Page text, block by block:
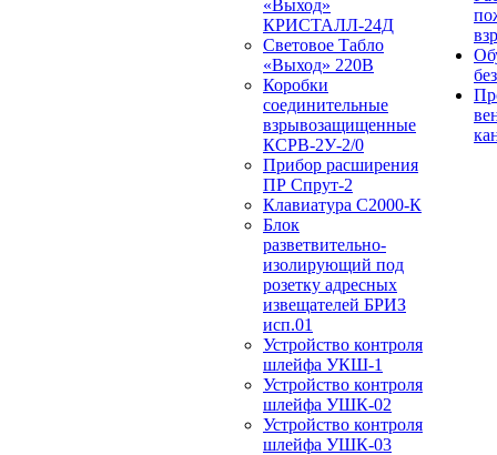
«Выход»
КРИСТАЛЛ-24Д
Световое Табло
«Выход» 220В
Коробки
соединительные
взрывозащищенные
КСРВ-2У-2/0
Прибор расширения
ПР Спрут-2
Клавиатура С2000-К
Блок
разветвительно-
изолирующий под
розетку адресных
извещателей БРИЗ
исп.01
Устройство контроля
шлейфа УКШ-1
Устройство контроля
шлейфа УШК-02
Устройство контроля
шлейфа УШК-03